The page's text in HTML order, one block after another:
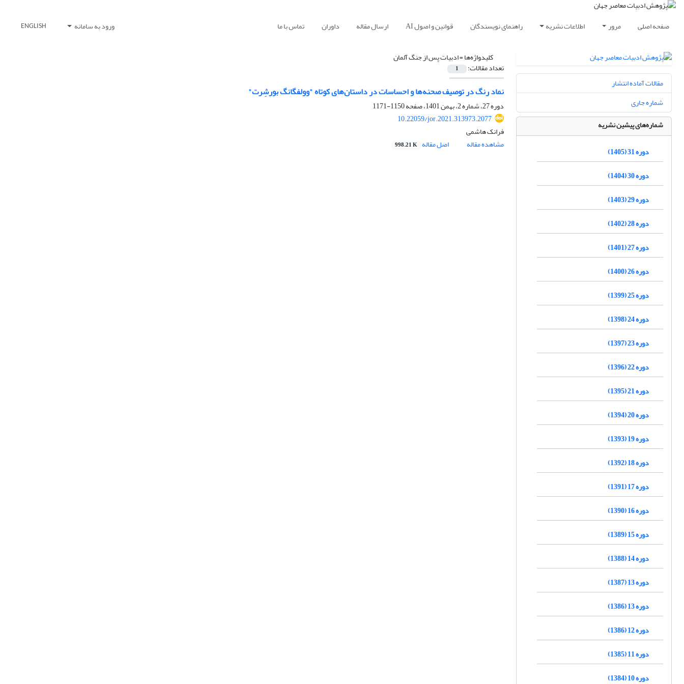
صفحه اصلی مرور اطلاعات نشریه راهنمای نویسندگان قوانین و اصول AI ارسال مقاله داوران تماس با ما ورود به سامانه ENGLISH
کلیدواژه‌ها =ادبیات پس از جنگ آلمان
تعداد مقالات: 1
نماد رنگ در توصیف صحنه‌ها و احساسات در داستان‌های کوتاه "وولفگانگ بورشِرت"
دوره 27، شماره 2، بهمن 1401، صفحه
1150-1171
10.22059/jor.2021.313973.2077
فرانک هاشمی
مشاهده مقاله
اصل مقاله 998.21 K
مقالات آماده انتشار
شماره جاری
شماره‌های پیشین نشریه
دوره 31 (1405)
دوره 30 (1404)
دوره 29 (1403)
دوره 28 (1402)
دوره 27 (1401)
دوره 26 (1400)
دوره 25 (1399)
دوره 24 (1398)
دوره 23 (1397)
دوره 22 (1396)
دوره 21 (1395)
دوره 20 (1394)
دوره 19 (1393)
دوره 18 (1392)
دوره 17 (1391)
دوره 16 (1390)
دوره 15 (1389)
دوره 14 (1388)
دوره 13 (1387)
دوره 13 (1386)
دوره 12 (1386)
دوره 11 (1385)
دوره 10 (1384)